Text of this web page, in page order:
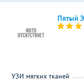
Пятый
УЗИ мягких тканей